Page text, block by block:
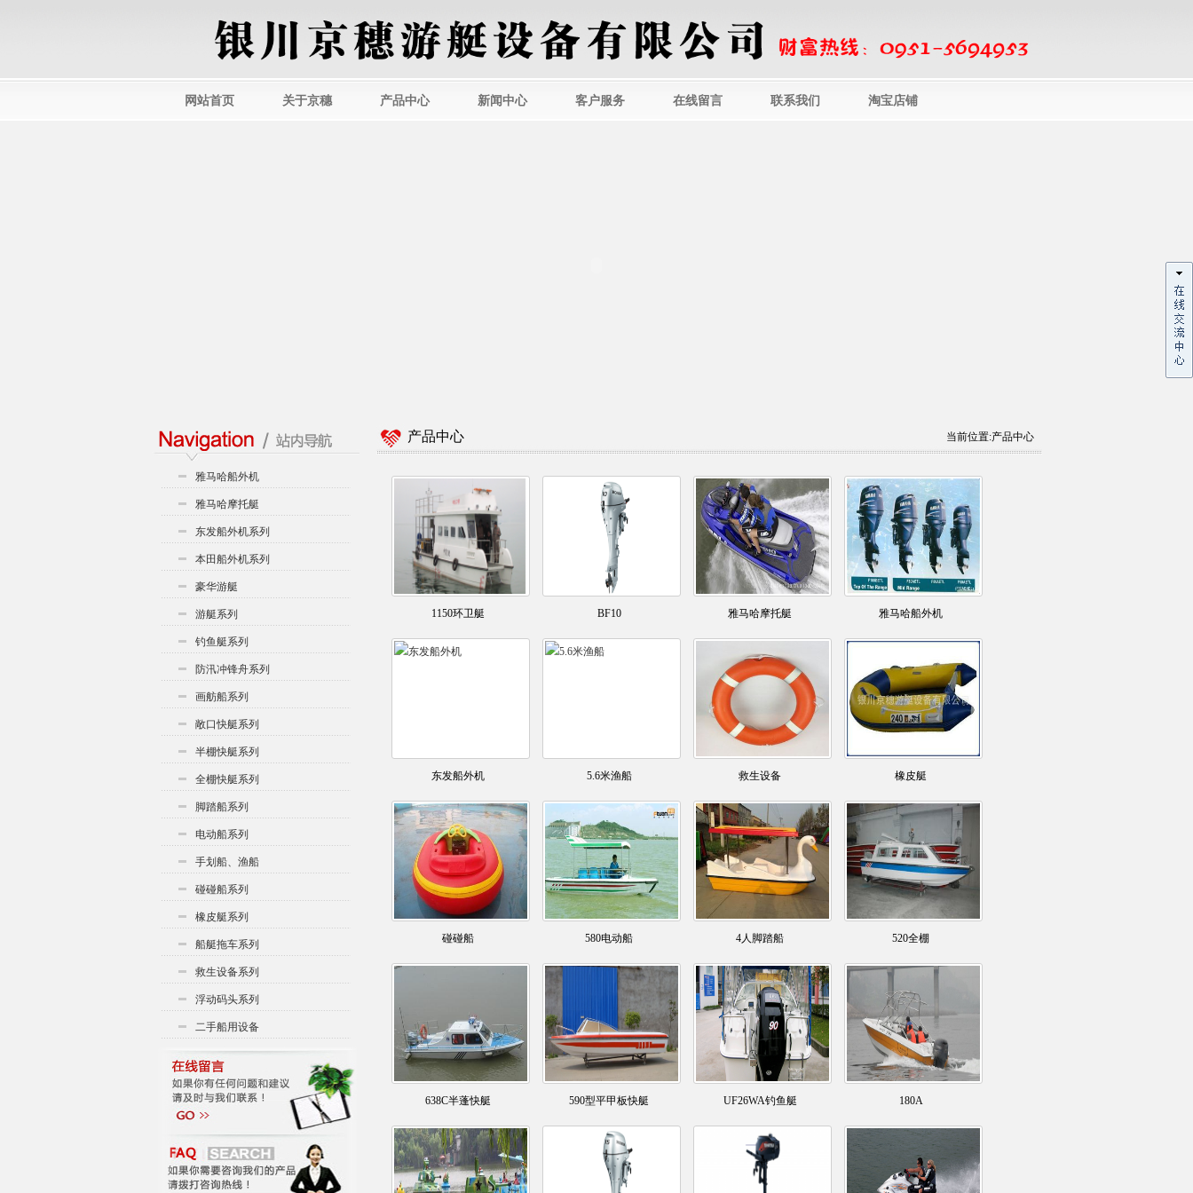
网站首页 关于京穗 产品中心 新闻中心 客户服务 在线留言 联系我们 淘宝店铺
雅马哈船外机
雅马哈摩托艇
东发船外机系列
本田船外机系列
豪华游艇
游艇系列
钓鱼艇系列
防汛冲锋舟系列
画舫船系列
敞口快艇系列
半棚快艇系列
全棚快艇系列
脚踏船系列
电动船系列
手划船、渔船
碰碰船系列
橡皮艇系列
船艇拖车系列
救生设备系列
浮动码头系列
二手船用设备
产品中心 当前位置:产品中心
1150环卫艇 BF10 雅马哈摩托艇 雅马哈船外机
东发船外机 5.6米渔船 救生设备 橡皮艇
碰碰船 580电动船 4人脚踏船 520全棚
638C半蓬快艇 590型平甲板快艇 UF26WA钓鱼艇 180A